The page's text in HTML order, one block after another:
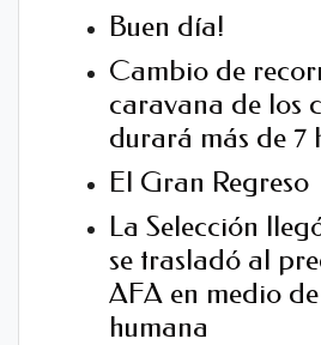
Buen día!
Cambio de
caravana de los
durará más de 7
El Gran Regreso
La Selección
se trasladó al
AFA en medio
humana